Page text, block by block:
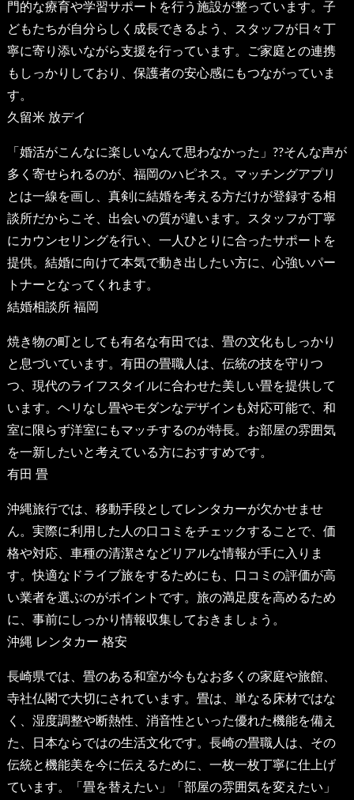
門的な療育や学習サポートを行う施設が整っています。子
どもたちが自分らしく成長できるよう、スタッフが日々丁
寧に寄り添いながら支援を行っています。ご家庭との連携
もしっかりしており、保護者の安心感にもつながっていま
す。
久留米 放デイ
「婚活がこんなに楽しいなんて思わなかった」??そんな声が
多く寄せられるのが、福岡のハピネス。マッチングアプリ
とは一線を画し、真剣に結婚を考える方だけが登録する相
談所だからこそ、出会いの質が違います。スタッフが丁寧
にカウンセリングを行い、一人ひとりに合ったサポートを
提供。結婚に向けて本気で動き出したい方に、心強いパー
トナーとなってくれます。
結婚相談所 福岡
焼き物の町としても有名な有田では、畳の文化もしっかり
と息づいています。有田の畳職人は、伝統の技を守りつ
つ、現代のライフスタイルに合わせた美しい畳を提供して
います。ヘリなし畳やモダンなデザインも対応可能で、和
室に限らず洋室にもマッチするのが特長。お部屋の雰囲気
を一新したいと考えている方におすすめです。
有田 畳
沖縄旅行では、移動手段としてレンタカーが欠かせませ
ん。実際に利用した人の口コミをチェックすることで、価
格や対応、車種の清潔さなどリアルな情報が手に入りま
す。快適なドライブ旅をするためにも、口コミの評価が高
い業者を選ぶのがポイントです。旅の満足度を高めるため
に、事前にしっかり情報収集しておきましょう。
沖縄 レンタカー 格安
長崎県では、畳のある和室が今もなお多くの家庭や旅館、
寺社仏閣で大切にされています。畳は、単なる床材ではな
く、湿度調整や断熱性、消音性といった優れた機能を備え
た、日本ならではの生活文化です。長崎の畳職人は、その
伝統と機能美を今に伝えるために、一枚一枚丁寧に仕上げ
ています。「畳を替えたい」「部屋の雰囲気を変えたい」